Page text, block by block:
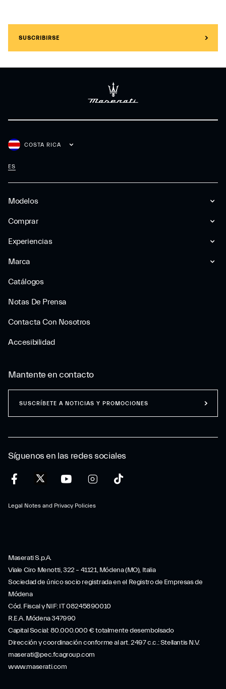
SUSCRIBIRSE
Modelos
Comprar
Experiencias
Marca
Catálogos
Notas De Prensa
Contacta Con Nosotros
Accesibilidad
COSTA RICA
ES
Síguenos en las redes sociales
Legal Notes and Privacy Policies
Mantente en contacto
SUSCRÍBETE A NOTICIAS Y PROMOCIONES
Maserati S.p.A.
Viale Ciro Menotti, 322 – 41121, Módena (MO), Italia
Sociedad de único socio registrada en el Registro de Empresas de
Módena
Cód. Fiscal y NIF: IT 08245890010
R.E.A. Módena 347990
Capital Social: 80.000.000 € totalmente desembolsado
Dirección y coordinación conforme al art. 2497 c.c.: Stellantis N.V.
maserati@pec.fcagroup.com
www.maserati.com